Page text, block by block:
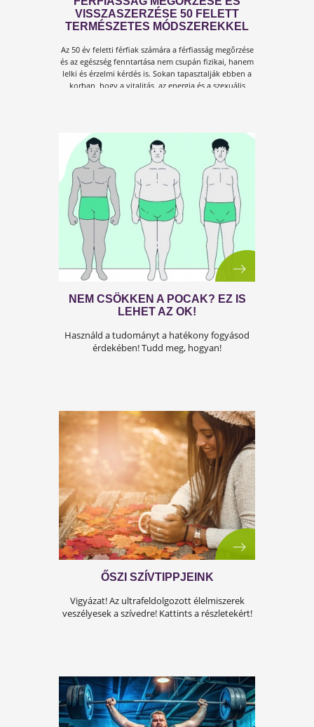
FÉRFIASSÁG MEGŐRZÉSE ÉS
VISSZASZERZÉSE 50 FELETT
TERMÉSZETES MÓDSZEREKKEL
Az 50 év feletti férfiak számára a férfiasság
és az egészség fenntartása nem csupán fizikai,
korban, hogy a vitalitás, az energia és a szexuális
teljesítmény csökkenhet, de jó hír...
NEM CSÖKKEN A POCAK? EZ IS
LEHET AZ OK!